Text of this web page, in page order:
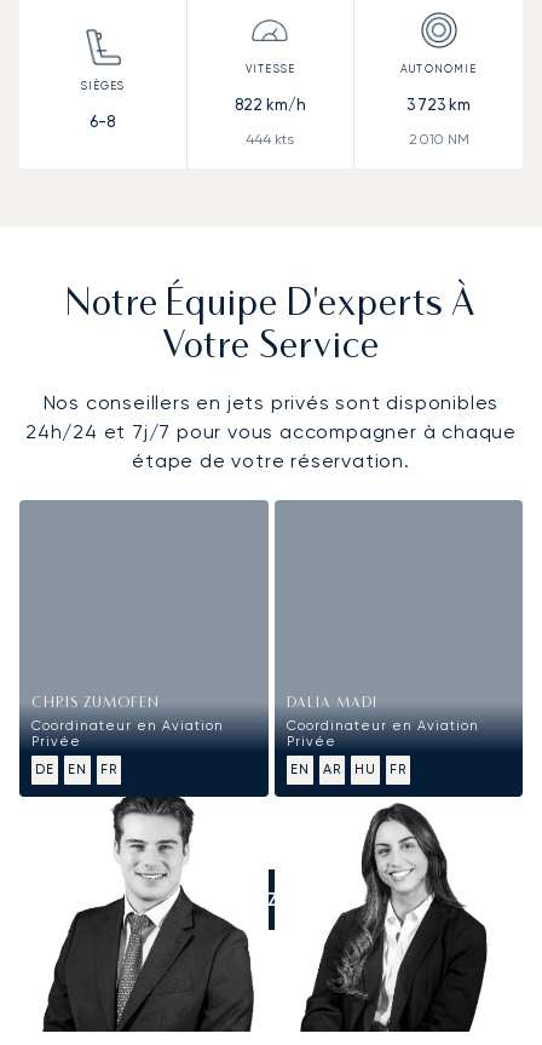
6-8
822 km/h
444 kts
3 723 km
2 010 NM
Notre Équipe D'experts À
Votre Service
Nos conseillers en jets privés sont disponibles
24h/24 et 7j/7 pour vous accompagner à chaque
étape de votre réservation.
CHRIS ZUMOFEN
Coordinateur en Aviation
Privée
DE
EN FR
DALIA MADI
Coordinateur en Aviation
Privée
EN
AR HU FR
APPELEZ-NOUS